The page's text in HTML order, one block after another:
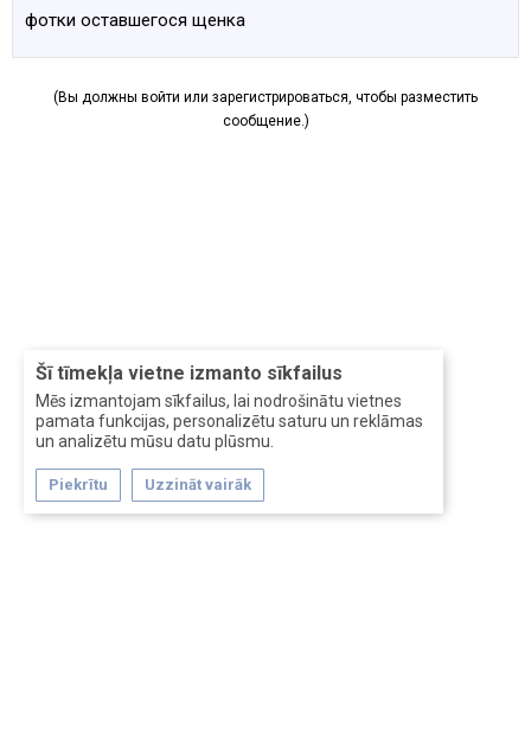
Šī tīmekļa vietne izmanto sīkfailus
Mēs izmantojam sīkfailus, lai nodrošinātu vietnes
pamata funkcijas, personalizētu saturu un reklāmas
un analizētu mūsu datu plūsmu.
Piekrītu Uzzināt vairāk
фотки оставшегося щенка
(Вы должны войти или зарегистрироваться, чтобы разместить
сообщение.)